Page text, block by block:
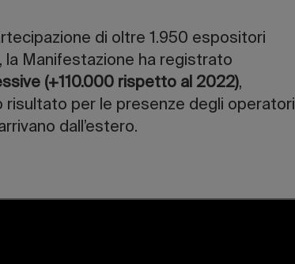
di oltre 1.950 espositori
la Manifestazione ha registrato
(+110.000 rispetto al 2022),
risultato per le presenze degli operatori
dall’estero.